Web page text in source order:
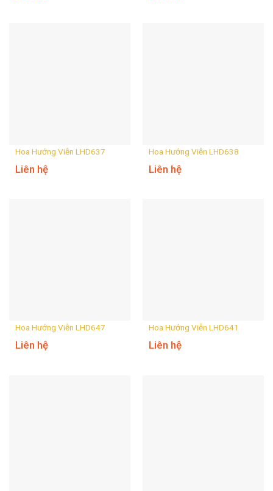
Hoa Hướng Viễn LHD637
Liên hệ
Hoa Hướng Viễn LHD638
Liên hệ
Hoa Hướng Viễn LHD647
Liên hệ
Hoa Hướng Viễn LHD641
Liên hệ